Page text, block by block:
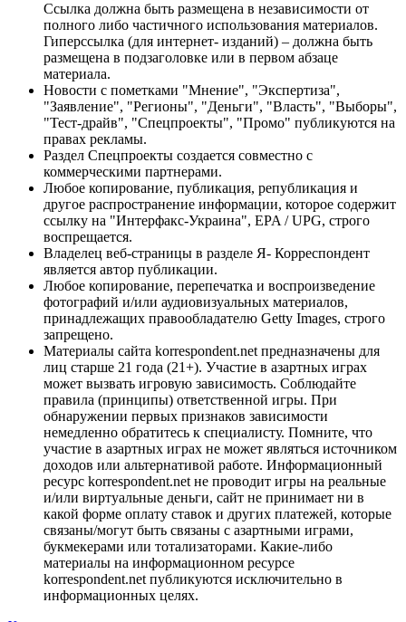
Ссылка должна быть размещена в независимости от
полного либо частичного использования материалов.
Гиперссылка (для интернет- изданий) – должна быть
размещена в подзаголовке или в первом абзаце
материала.
Новости с пометками "Мнение", "Экспертиза",
"Заявление", "Регионы", "Деньги", "Власть", "Выборы",
"Тест-драйв", "Спецпроекты", "Промо" публикуются на
правах рекламы.
Раздел Спецпроекты создается совместно с
коммерческими партнерами.
Любое копирование, публикация, републикация и
другое распространение информации, которое содержит
ссылку на "Интерфакс-Украина", EPA / UPG, строго
воспрещается.
Владелец веб-страницы в разделе Я- Корреспондент
является автор публикации.
Любое копирование, перепечатка и воспроизведение
фотографий и/или аудиовизуальных материалов,
принадлежащих правообладателю Getty Images, строго
запрещено.
Материалы сайта korrespondent.net предназначены для
лиц старше 21 года (21+). Участие в азартных играх
может вызвать игровую зависимость. Соблюдайте
правила (принципы) ответственной игры. При
обнаружении первых признаков зависимости
немедленно обратитесь к специалисту. Помните, что
участие в азартных играх не может являться источником
доходов или альтернативой работе. Информационный
ресурс korrespondent.net не проводит игры на реальные
и/или виртуальные деньги, сайт не принимает ни в
какой форме оплату ставок и других платежей, которые
связаны/могут быть связаны с азартными играми,
букмекерами или тотализаторами. Какие-либо
материалы на информационном ресурсе
korrespondent.net публикуются исключительно в
информационных целях.